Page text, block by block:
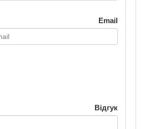
Email
Відгук